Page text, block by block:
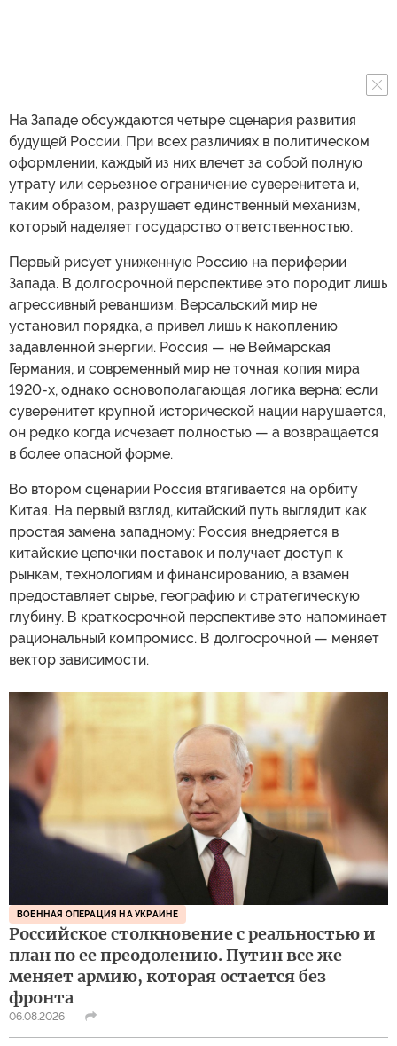
На Западе обсуждаются четыре сценария развития
будущей России. При всех различиях в политическом
оформлении, каждый из них влечет за собой полную
утрату или серьезное ограничение суверенитета и,
таким образом, разрушает единственный механизм,
который наделяет государство ответственностью.
Первый рисует униженную Россию на периферии
Запада. В долгосрочной перспективе это породит лишь
агрессивный реваншизм. Версальский мир не
установил порядка, а привел лишь к накоплению
задавленной энергии. Россия — не Веймарская
Германия, и современный мир не точная копия мира
1920-х, однако основополагающая логика верна: если
суверенитет крупной исторической нации нарушается,
он редко когда исчезает полностью — а возвращается
в более опасной форме.
Во втором сценарии Россия втягивается на орбиту
Китая. На первый взгляд, китайский путь выглядит как
простая замена западному: Россия внедряется в
китайские цепочки поставок и получает доступ к
рынкам, технологиям и финансированию, а взамен
предоставляет сырье, географию и стратегическую
глубину. В краткосрочной перспективе это напоминает
рациональный компромисс. В долгосрочной — меняет
вектор зависимости.
ВОЕННАЯ ОПЕРАЦИЯ НА УКРАИНЕ
Российское столкновение с реальностью и
план по ее преодолению. Путин все же
меняет армию, которая остается без
фронта
06.08.2026